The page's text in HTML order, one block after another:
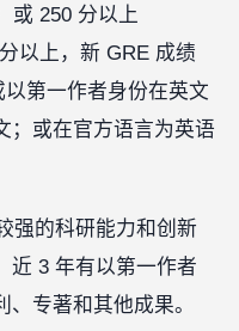
或 250 分以上
以上，新 GRE 成绩
第一作者身份在英文
；或在官方语言为英语
强的科研能力和创新
近 3 年有以第一作者
专著和其他成果。